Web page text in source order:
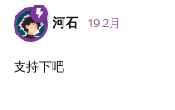
河石 19 2月
支持下吧